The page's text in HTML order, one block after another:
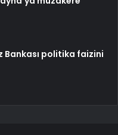
Bankası politika faizini